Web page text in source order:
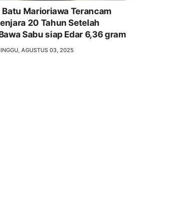
Marioriawa Terancam
20 Tahun Setelah
Sabu siap Edar 6,36 gram
AGUSTUS 03, 2025